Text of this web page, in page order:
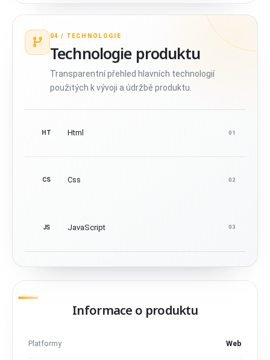
04 / TECHNOLOGIE
Technologie produktu
Transparentní přehled hlavních technologií
použitých k vývoji a údržbě produktu.
HT Html 01
CS Css 02
JS JavaScript 03
Informace o produktu
Platformy Web